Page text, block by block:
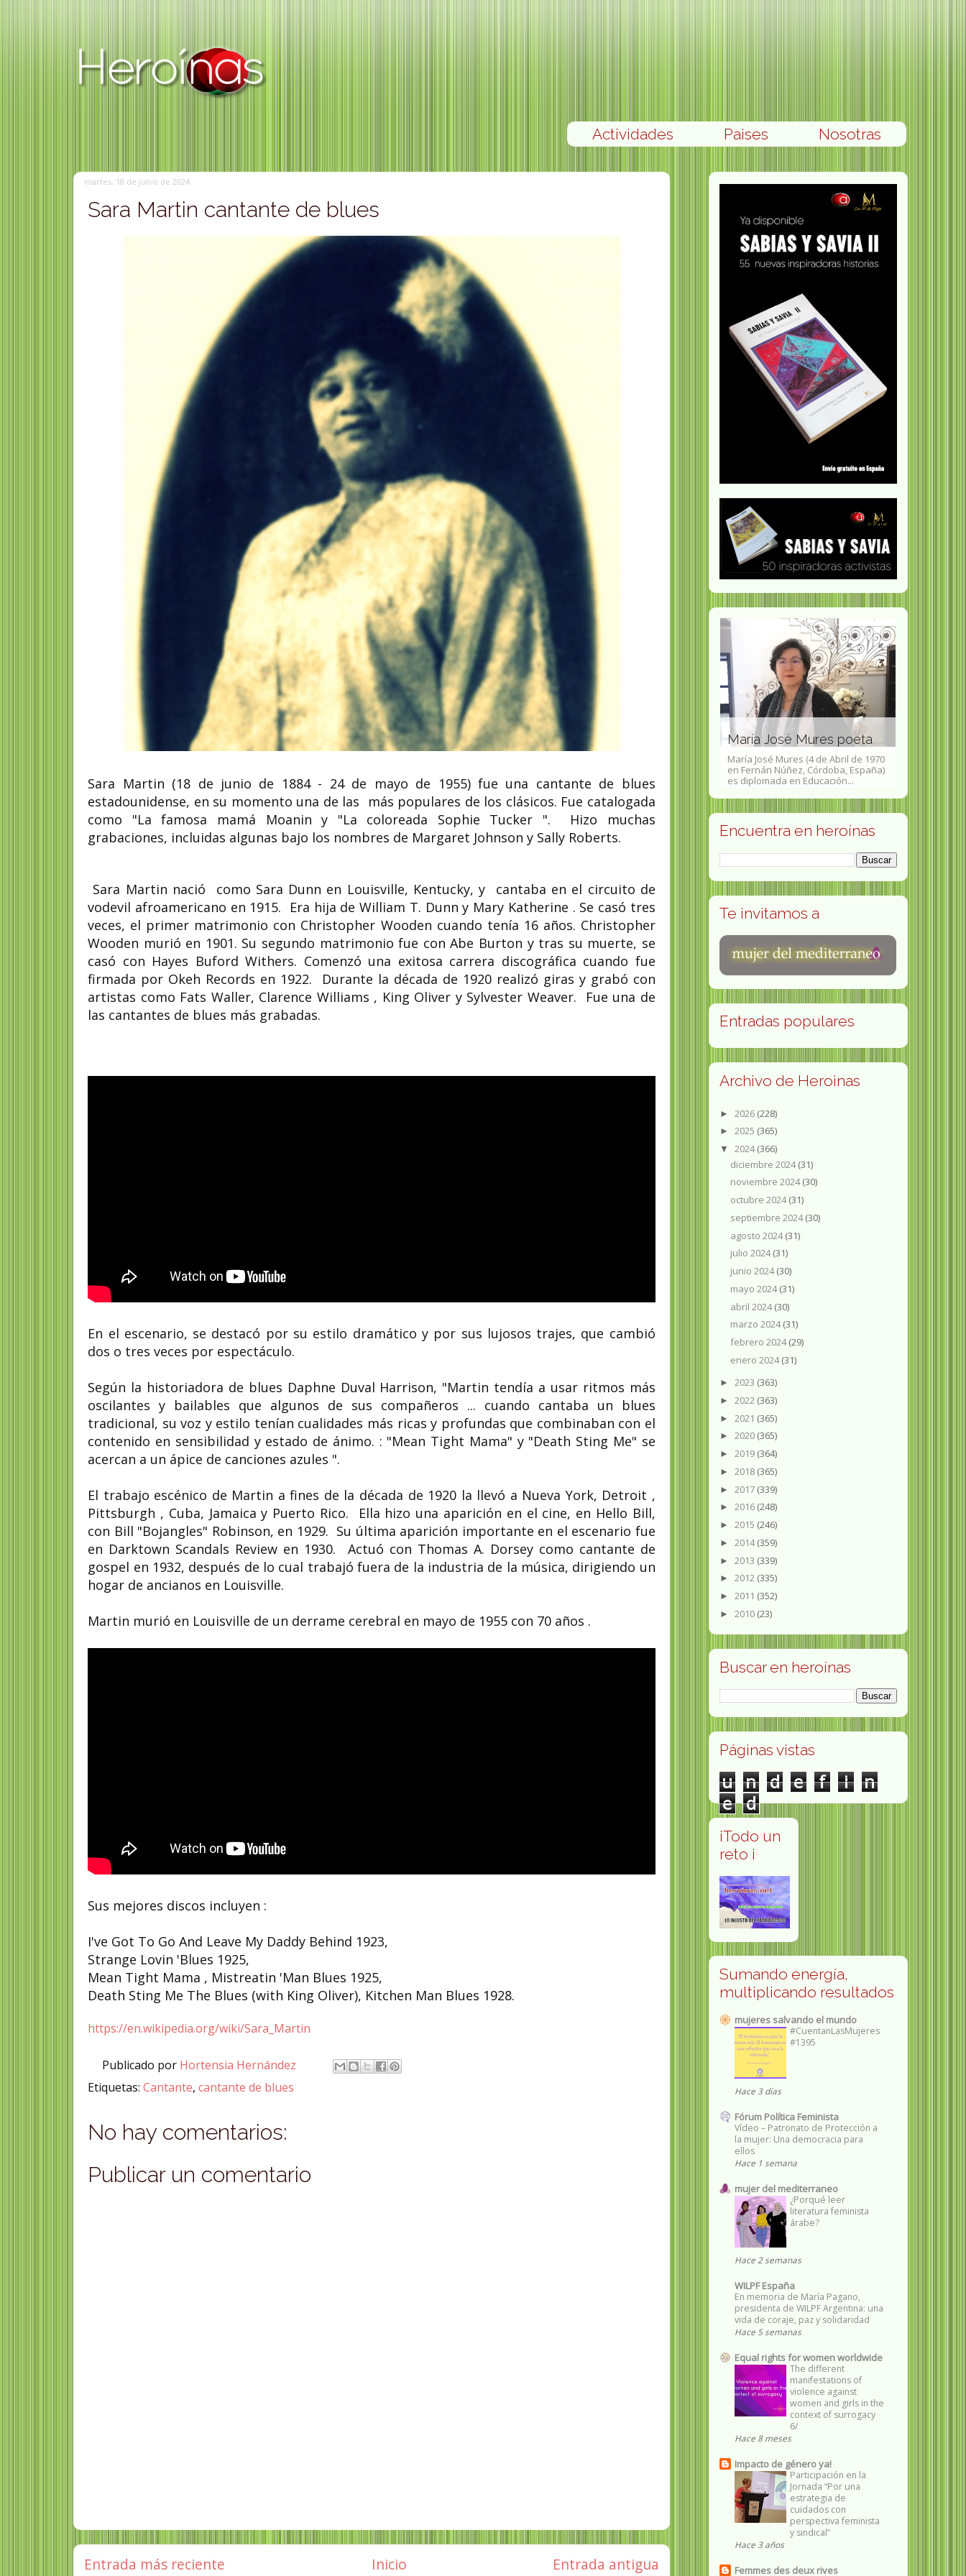
Nosotras
Paises
Actividades
martes, 18 de junio de 2024
Sara Martin cantante de blues
Sara Martin (18 de junio de 1884 - 24 de mayo de 1955) fue una cantante de blues
estadounidense, en su momento una de las más populares de los clásicos. Fue catalogada
como "La famosa mamá Moanin y "La coloreada Sophie Tucker ". Hizo muchas
grabaciones, incluidas algunas bajo los nombres de Margaret Johnson y Sally Roberts.
Sara Martin nació como Sara Dunn en Louisville, Kentucky, y cantaba en el circuito de
vodevil afroamericano en 1915. Era hija de William T. Dunn y Mary Katherine . Se casó tres
veces, el primer matrimonio con Christopher Wooden cuando tenía 16 años. Christopher
Wooden murió en 1901. Su segundo matrimonio fue con Abe Burton y tras su muerte, se
casó con Hayes Buford Withers. Comenzó una exitosa carrera discográfica cuando fue
firmada por Okeh Records en 1922. Durante la década de 1920 realizó giras y grabó con
artistas como Fats Waller, Clarence Williams , King Oliver y Sylvester Weaver. Fue una de
las cantantes de blues más grabadas.
En el escenario, se destacó por su estilo dramático y por sus lujosos trajes, que cambió
dos o tres veces por espectáculo.
Según la historiadora de blues Daphne Duval Harrison, "Martin tendía a usar ritmos más
oscilantes y bailables que algunos de sus compañeros ... cuando cantaba un blues
tradicional, su voz y estilo tenían cualidades más ricas y profundas que combinaban con el
contenido en sensibilidad y estado de ánimo. : "Mean Tight Mama" y "Death Sting Me" se
acercan a un ápice de canciones azules ".
El trabajo escénico de Martin a fines de la década de 1920 la llevó a Nueva York, Detroit ,
Pittsburgh , Cuba, Jamaica y Puerto Rico. Ella hizo una aparición en el cine, en Hello Bill,
con Bill "Bojangles" Robinson, en 1929. Su última aparición importante en el escenario fue
en Darktown Scandals Review en 1930. Actuó con Thomas A. Dorsey como cantante de
gospel en 1932, después de lo cual trabajó fuera de la industria de la música, dirigiendo un
hogar de ancianos en Louisville.
Martin murió en Louisville de un derrame cerebral en mayo de 1955 con 70 años .
Sus mejores discos incluyen :
I've Got To Go And Leave My Daddy Behind 1923,
Strange Lovin 'Blues 1925,
Mean Tight Mama , Mistreatin 'Man Blues 1925,
Death Sting Me The Blues (with King Oliver), Kitchen Man Blues 1928.
https://en.wikipedia.org/wiki/Sara_Martin
Publicado por Hortensia Hernández
Etiquetas:Cantante,cantante de blues
No hay comentarios:
Publicar un comentario
Entrada más reciente Entrada antigua
Inicio
Te esperamos hoy (11 de
junio) en la Feria del Libro
de Madrid de 17 a 18
horas. Caseta 337
comprometidas activistas por un...
Marie Claire Vella
integrante del Movimiento
Democrático de Mujeres
Claire Vella: veterana...
María José Mures poeta
María José Mures (4 de Abril de 1970
en Fernán Núñez, Córdoba, España)
es diplomada en Educación...
Encuentra en heroínas
Te invitamos a
Entradas populares
Archivo de Heroinas
► 2026 (228)
► 2025 (365)
▼ 2024(366)
diciembre 2024(31)
noviembre 2024(30)
octubre 2024(31)
septiembre 2024(30)
agosto 2024(31)
julio 2024(31)
junio 2024(30)
mayo 2024(31)
abril 2024(30)
marzo 2024(31)
febrero 2024(29)
enero 2024(31)
► 2023 (363)
► 2022 (363)
► 2021 (365)
► 2020 (365)
► 2019 (364)
► 2018 (365)
► 2017 (339)
► 2016 (248)
► 2015 (246)
► 2014(359)
► 2013 (339)
► 2012 (335)
► 2011 (352)
► 2010 (23)
Buscar en heroínas
Páginas vistas
u n d e f i
n
e d
¡Todo un
reto ¡
Sumando energía,
multiplicando resultados
mujeres salvando el mundo
#CuentanLasMujeres
#1395
Hace 3 días
Fórum Política Feminista
Vídeo – Patronato de Protección a
la mujer: Una democracia para
ellos
Hace 1 semana
mujer del mediterraneo
¿Porqué leer
literatura feminista
árabe?
Hace 2 semanas
WILPF España
En memoria de María Pagano,
presidenta de WILPF Argentina: una
vida de coraje, paz y solidaridad
Hace 5 semanas
Equal rights for women worldwide
The different
manifestations of
violence against
women and girls in the
context of surrogacy
6/
Hace 8 meses
Impacto de género ya!
Participación en la
Jornada “Por una
estrategia de
cuidados con
perspectiva feminista
y sindical”
Hace 3 años
Femmes des deux rives